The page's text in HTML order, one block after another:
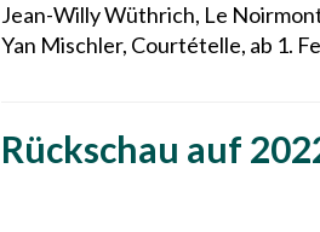
Jean-Willy Wüthrich, Le
Yan Mischler, Courtételle, ab 1.
Rückschau auf